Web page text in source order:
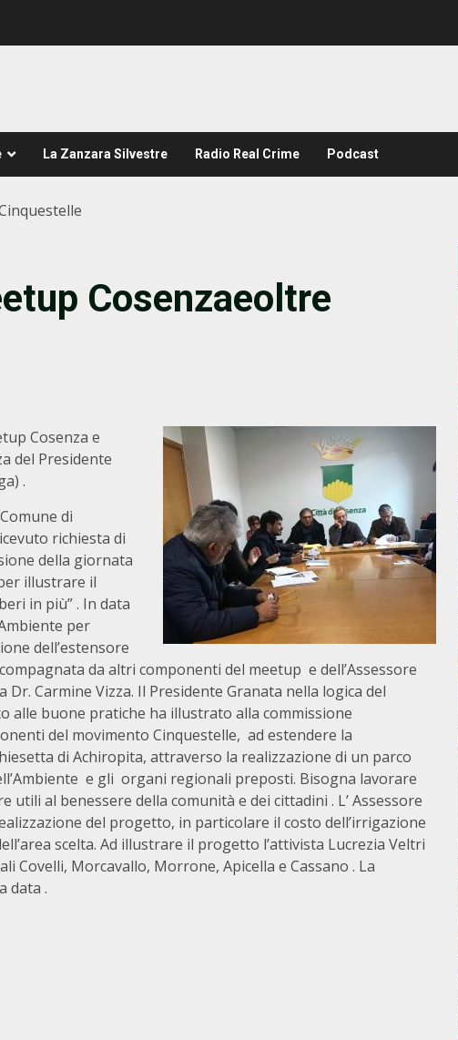
La Zanzara Silvestre Radio Real Crime Podcast
Cosenzaeoltre
Cosenza e
del Presidente
.
di
richiesta di
della giornata
illustrare il
in più” . In data
per
dell’estensore
da altri componenti del meetup e dell’Assessore
Dr. Carmine Vizza. Il Presidente Granata nella logica del
alle buone pratiche ha illustrato alla commissione
del movimento Cinquestelle, ad estendere la
di Achiropita, attraverso la realizzazione di un parco
e gli organi regionali preposti. Bisogna lavorare
al benessere della comunità e dei cittadini . L’ Assessore
del progetto, in particolare il costo dell’irrigazione
scelta. Ad illustrare il progetto l’attivista Lucrezia Veltri
Covelli, Morcavallo, Morrone, Apicella e Cassano . La
data .